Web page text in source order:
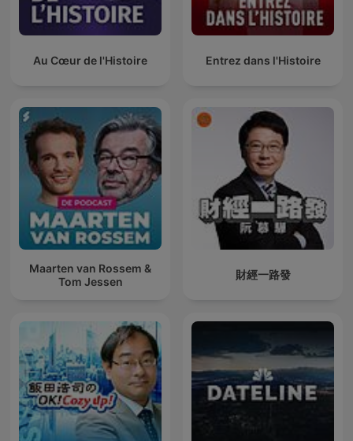
Au Cœur de l'Histoire Entrez dans l'Histoire
Maarten van Rossem &
Tom Jessen
財經一路發